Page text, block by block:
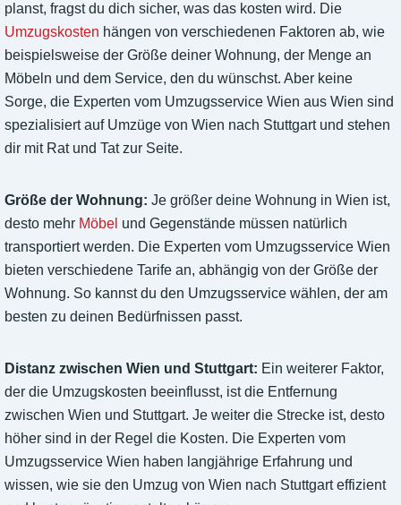
planst, fragst du dich sicher, was das kosten wird. Die
Umzugskosten hängen von verschiedenen Faktoren ab, wie
beispielsweise der Größe deiner Wohnung, der Menge an
Möbeln und dem Service, den du wünschst. Aber keine
Sorge, die Experten vom Umzugsservice Wien aus Wien sind
spezialisiert auf Umzüge von Wien nach Stuttgart und stehen
dir mit Rat und Tat zur Seite.
Größe der Wohnung: Je größer deine Wohnung in Wien ist,
desto mehr Möbel und Gegenstände müssen natürlich
transportiert werden. Die Experten vom Umzugsservice Wien
bieten verschiedene Tarife an, abhängig von der Größe der
Wohnung. So kannst du den Umzugsservice wählen, der am
besten zu deinen Bedürfnissen passt.
Distanz zwischen Wien und Stuttgart: Ein weiterer Faktor,
der die Umzugskosten beeinflusst, ist die Entfernung
zwischen Wien und Stuttgart. Je weiter die Strecke ist, desto
höher sind in der Regel die Kosten. Die Experten vom
Umzugsservice Wien haben langjährige Erfahrung und
wissen, wie sie den Umzug von Wien nach Stuttgart effizient